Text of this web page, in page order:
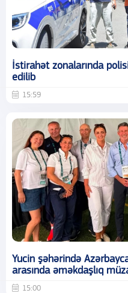
İstirahət zonalarında
edilib
15:59
Yucin şəhərində
arasında əməkdaşlıq
15:00